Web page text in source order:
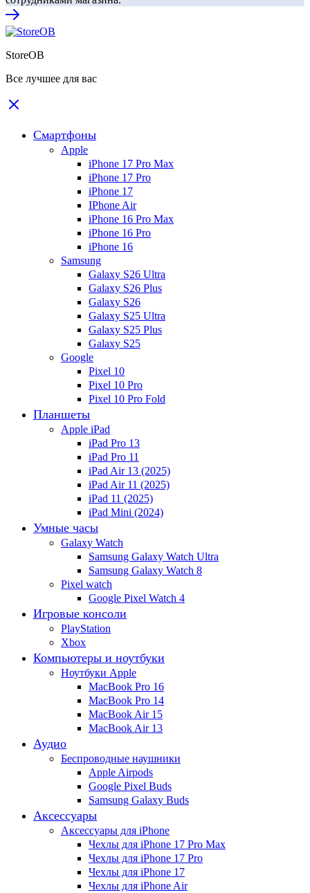
StoreOB
Все лучшее для вас
Смартфоны
Apple
iPhone 17 Pro Max
iPhone 17 Pro
iPhone 17
IPhone Air
iPhone 16 Pro Max
iPhone 16 Pro
iPhone 16
Samsung
Galaxy S26 Ultra
Galaxy S26 Plus
Galaxy S26
Galaxy S25 Ultra
Galaxy S25 Plus
Galaxy S25
Google
Pixel 10
Pixel 10 Pro
Pixel 10 Pro Fold
Планшеты
Apple iPad
iPad Pro 13
iPad Pro 11
iPad Air 13 (2025)
iPad Air 11 (2025)
iPad 11 (2025)
iPad Mini (2024)
Умные часы
Galaxy Watch
Samsung Galaxy Watch Ultra
Samsung Galaxy Watch 8
Pixel watch
Google Pixel Watch 4
Игровые консоли
PlayStation
Xbox
Компьютеры и ноутбуки
Ноутбуки Apple
MacBook Pro 16
MacBook Pro 14
MacBook Air 15
MacBook Air 13
Аудио
Беспроводные наушники
Apple Airpods
Google Pixel Buds
Samsung Galaxy Buds
Аксессуары
Аксессуары для iPhone
Чехлы для iPhone 17 Pro Max
Чехлы для iPhone 17 Pro
Чехлы для iPhone 17
Чехлы для iPhone Air